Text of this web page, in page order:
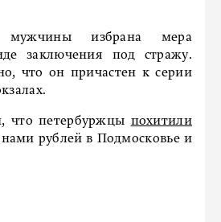
избрана мера
заключения под стражу.
что он причастен к серии
что петербуржцы похитили
рублей в Подмосковье и